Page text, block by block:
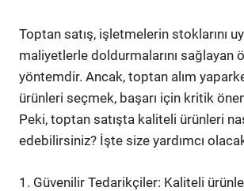
Toptan satış, işletmelerin stoklarını
maliyetlerle doldurmalarını sağlayan
yöntemdir. Ancak, toptan alım
ürünleri seçmek, başarı için kritik
Peki, toptan satışta kaliteli ürünleri
edebilirsiniz? İşte size yardımcı
1. Güvenilir Tedarikçiler: Kaliteli